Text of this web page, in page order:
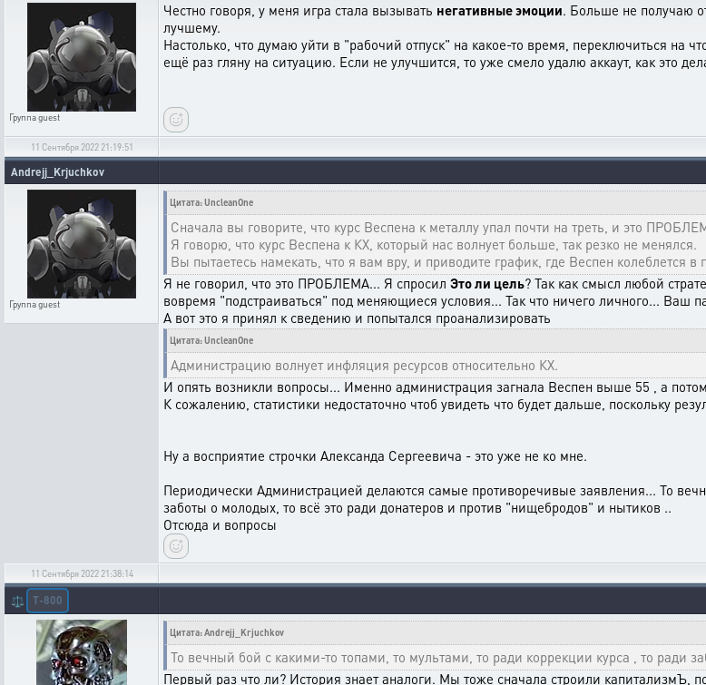
Группаguest
Честно говоря, у меня игра стала вызывать негативные эмоции. Больше не получаю
лучшему.
Настолько, что думаю уйти в "рабочий отпуск" на какое-то время, переключиться на
ещё раз гляну на ситуацию. Если не улучшится, то уже смело удалю аккаут, как это
11 Сентября 2022 21:19:51
Andrejj_Krjuchkov
Группаguest
Цитата: UncleanOne
Сначала вы говорите, что курс Веспена к металлу упал почти на треть, и это
Я говорю, что курс Веспена к КХ, который нас волнует больше, так резко не менялся.
Вы пытаетесь намекать, что я вам вру, и приводите график, где Веспен колеблется в
Я не говорил, что это ПРОБЛЕМА... Я спросил Это ли цель? Так как смысл любой
вовремя "подстраиваться" под меняющиеся условия... Так что ничего личного... Ваш
А вот это я принял к сведению и попытался проанализировать
Цитата: UncleanOne
Администрацию волнует инфляция ресурсов относительно КХ.
И опять возникли вопросы... Именно администрация загнала Веспен выше 55 , а
К сожалению, статистики недостаточно чтоб увидеть что будет дальше, поскольку
Ну а восприятие строчки Александа Сергеевича - это уже не ко мне.
Периодически Администрацией делаются самые противоречивые заявления... То
заботы о молодых, то всё это ради донатеров и против "нищебродов" и нытиков ..
Отсюда и вопросы
11 Сентября 2022 21:38:14
⚖️ T-800
Цитата: Andrejj_Krjuchkov
То вечный бой с какими-то топами, то мультами, то ради коррекции курса , то ради
Первый раз что ли? История знает аналоги. Мы тоже сначала строили капитализмЪ,